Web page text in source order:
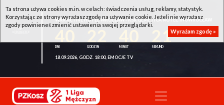
WKK ACTIVE HOTEL WROCŁAW - KSK QEMETICA NOTEĆ INOWROCŁAW
20
18.09.2026, GODZ. 18:00, EMOCJE TV
Ta strona używa cookies m.in. w celach: świadczenia usług, reklamy, statystyk.
Korzystając ze strony wyrażasz zgodę na używanie cookie. Jeżeli nie wyrażasz
zgody powinieneś zmienić ustawienia swojej przeglądarki.
Wyrażam zgodę »